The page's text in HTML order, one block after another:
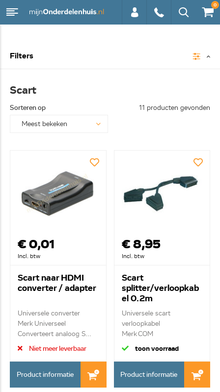
0
Filters
Scart
Sorteren op 11 producten gevonden
€ 0,01
Incl. btw
Scart naar HDMI
converter / adapter
Universele converter
Merk Universeel
Converteert analoog S...
Niet meer leverbaar
Product informatie
€ 8,95
Incl. btw
Scart
splitter/verloopkab
el 0.2m
Universele scart
verloopkabel
Merk COM
Scartkabel 1x male ...
toon voorraad
Product informatie